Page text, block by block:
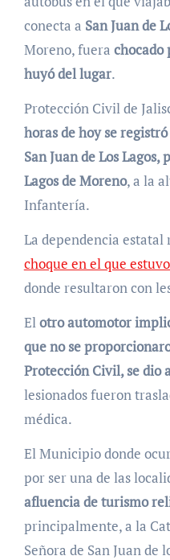
conecta a San Juan de
Moreno, fuera chocado
huyó del lugar.
Protección Civil de
horas de hoy se
San Juan de Los
Lagos de Moreno, a la
Infantería.
La dependencia estatal
choque en el que
donde resultaron con
Elotro automotor
que no se
Protección Civil, se dio
lesionados fueron
médica.
El Municipio donde
por ser una de las
afluencia de turismo
principalmente, a la
Señora de San Juan de